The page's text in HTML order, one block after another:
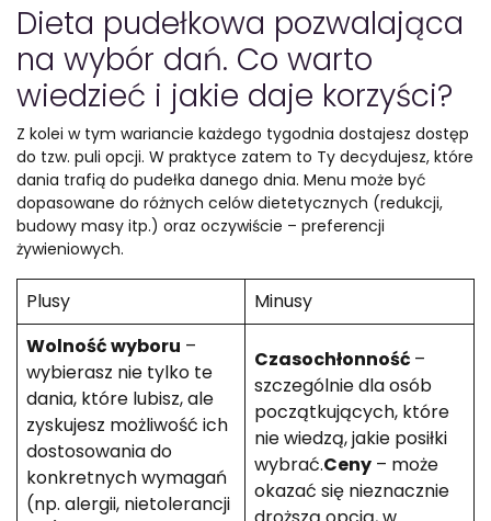
Dieta pudełkowa pozwalająca
na wybór dań. Co warto
wiedzieć i jakie daje korzyści?
Z kolei w tym wariancie każdego tygodnia dostajesz dostęp
do tzw. puli opcji. W praktyce zatem to Ty decydujesz, które
dania trafią do pudełka danego dnia. Menu może być
dopasowane do różnych celów dietetycznych (redukcji,
budowy masy itp.) oraz oczywiście – preferencji
żywieniowych.
Plusy
Minusy
Wolność wyboru –
wybierasz nie tylko te
dania, które lubisz, ale
zyskujesz możliwość ich
dostosowania do
konkretnych wymagań
(np. alergii, nietolerancji
Czasochłonność –
szczególnie dla osób
początkujących, które
nie wiedzą, jakie posiłki
wybrać.Ceny – może
okazać się nieznacznie